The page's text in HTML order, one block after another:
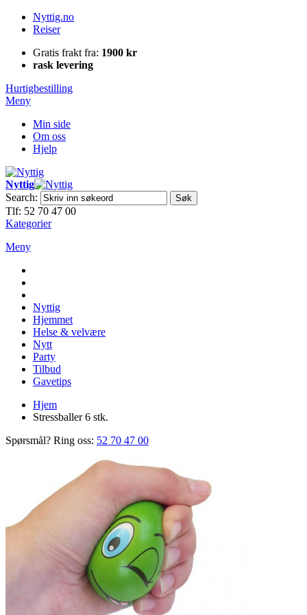
Nyttig.no
Reiser
Gratis frakt fra: 1900 kr
rask levering
Hurtigbestilling
Meny
Min side
Om oss
Hjelp
Nyttig
Search:
Søk
Tlf: 52 70 47 00
Kategorier
Meny
Nyttig
Hjemmet
Helse & velvære
Nytt
Party
Tilbud
Gavetips
Hjem
Stressballer 6 stk.
Spørsmål? Ring oss: 52 70 47 00